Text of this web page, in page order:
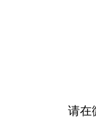
请在